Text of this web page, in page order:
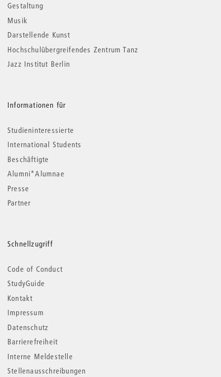
Gestaltung
Musik
Darstellende Kunst
Hochschulübergreifendes Zentrum Tanz
Jazz Institut Berlin
Informationen für
Studieninteressierte
International Students
Beschäftigte
Alumni*Alumnae
Presse
Partner
Schnellzugriff
Code of Conduct
StudyGuide
Kontakt
Impressum
Datenschutz
Barrierefreiheit
Interne Meldestelle
Stellenausschreibungen